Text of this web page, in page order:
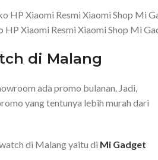
HP Xiaomi Resmi Xiaomi Shop Mi
di Malang
ada promo bulanan. Jadi,
yang tentunya lebih murah dari
di Malang yaitu di Mi Gadget